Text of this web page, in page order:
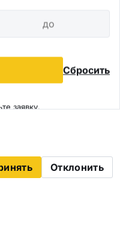
Сбросить
заявку.
объект
NT-EMER 6
Отклонить